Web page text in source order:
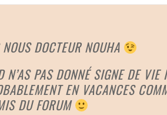
DOCTEUR NOUHA
N’AS PAS DONNÉ SIGNE DE
EN VACANCES
DU FORUM